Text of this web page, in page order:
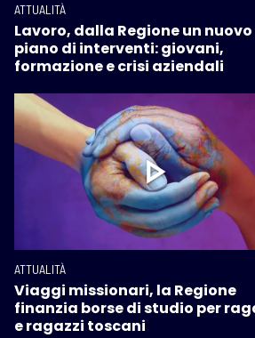
ATTUALITÀ
Lavoro, dalla Regione un nuovo
piano di interventi: giovani,
formazione e crisi aziendali
ATTUALITÀ
Viaggi missionari, la Regione
finanzia borse di studio per
e ragazzi toscani